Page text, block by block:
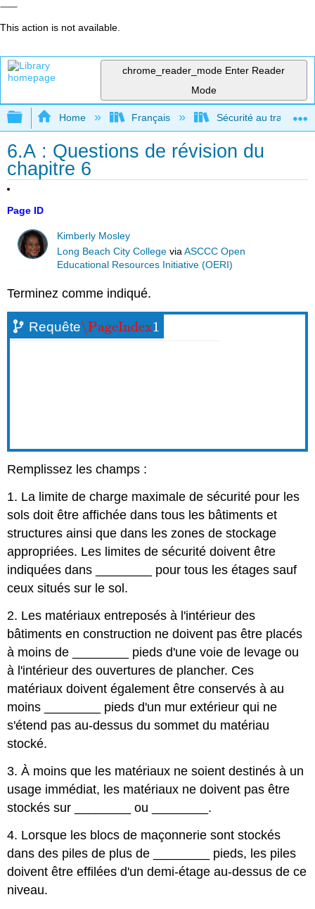
This action is not available.
chrome_reader_mode Enter Reader
Mode
Expand/collapse global hierarchy
Home Français Sécurité au travail
6.A : Questions de révision du
chapitre 6
Page ID
Kimberly Mosley
Long Beach City College viaASCCC Open
Educational Resources Initiative (OERI)
Terminez comme indiqué.
Requête\PageIndex1
\PageIndex1
Remplissez les champs :
1. La limite de charge maximale de sécurité pour les
sols doit être affichée dans tous les bâtiments et
structures ainsi que dans les zones de stockage
appropriées. Les limites de sécurité doivent être
indiquées dans
pour tous les étages sauf
ceux situés sur le sol.
2. Les matériaux entreposés à l'intérieur des
bâtiments en construction ne doivent pas être placés
à moins de
pieds d'une voie de levage ou
à l'intérieur des ouvertures de plancher. Ces
matériaux doivent également être conservés à au
moins
pieds d'un mur extérieur qui ne
s'étend pas au-dessus du sommet du matériau
stocké.
3. À moins que les matériaux ne soient destinés à un
usage immédiat, les matériaux ne doivent pas être
stockés sur
ou
.
4. Lorsque les blocs de maçonnerie sont stockés
dans des piles de plus de
pieds, les piles
doivent être effilées d'un demi-étage au-dessus de ce
niveau.